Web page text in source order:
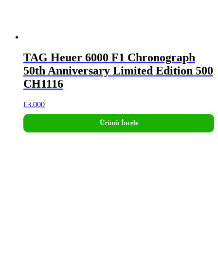
TAG Heuer 6000 F1 Chronograph
50th Anniversary Limited Edition 500
CH1116
€3.000
Ürünü İncele